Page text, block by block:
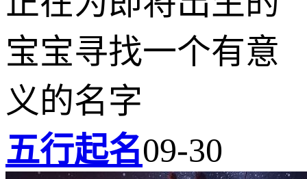
宝宝寻找一个有意
义的名字
五行起名09-30